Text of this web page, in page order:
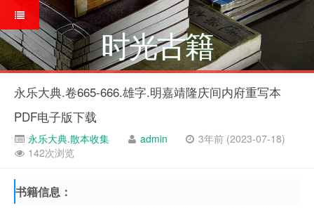
时光古籍
永乐大典.卷665-666.雄字.明嘉靖隆庆间内府重写本
PDF电子版下载
永乐大典.散本收集 admin
3年前 (2023-07-18)
142次浏览
书籍信息：